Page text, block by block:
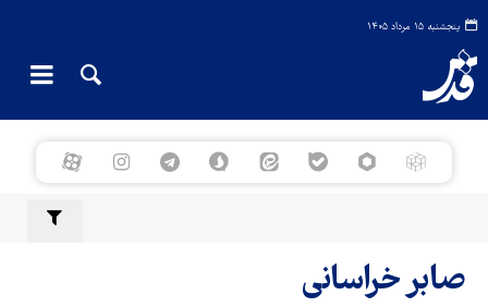
پنجشنبه ۱۵ مرداد ۱۴۰۵
صابر خراسانی